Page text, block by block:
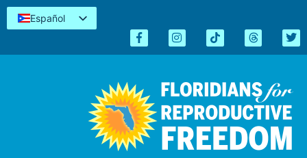
Español
Kreyòl